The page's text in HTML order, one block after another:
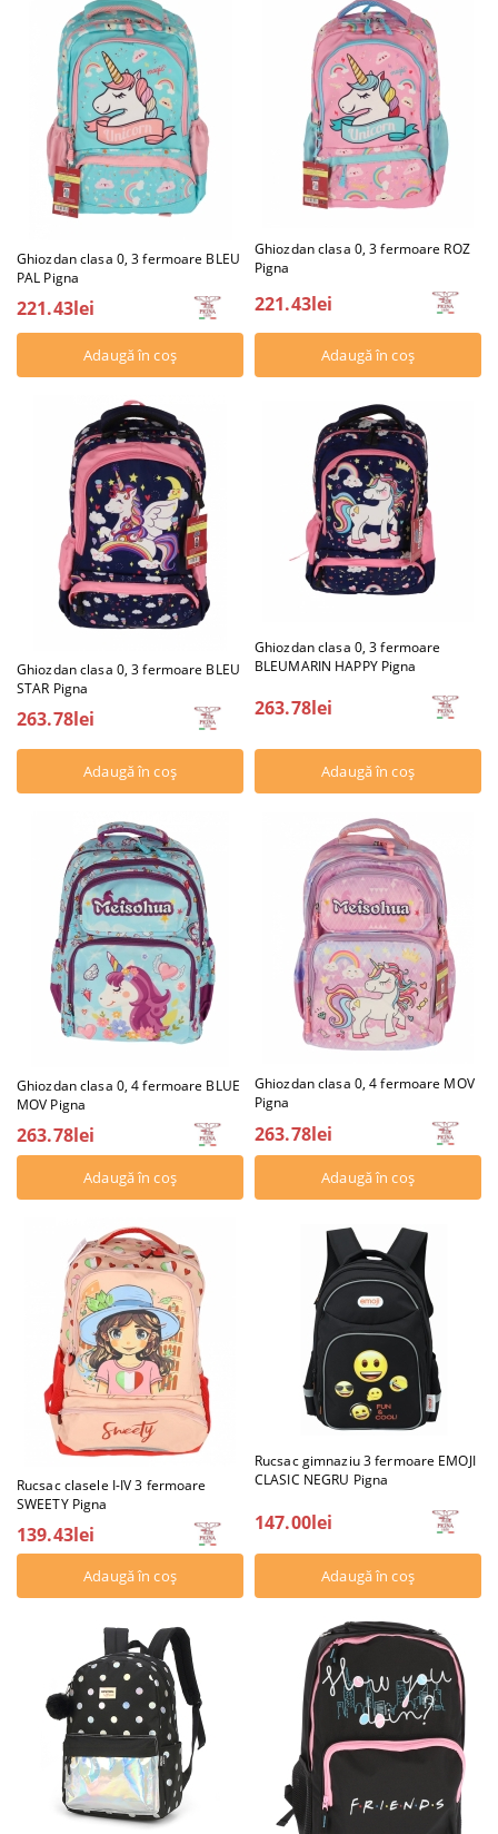
Ghiozdan clasa 0, 3 fermoare BLEU
PAL Pigna
221.43lei
Ghiozdan clasa 0, 3 fermoare ROZ
Pigna
221.43lei
Ghiozdan clasa 0, 3 fermoare BLEU
STAR Pigna
263.78lei
Ghiozdan clasa 0, 3 fermoare
BLEUMARIN HAPPY Pigna
263.78lei
Ghiozdan clasa 0, 4 fermoare BLUE
MOV Pigna
263.78lei
Ghiozdan clasa 0, 4 fermoare MOV
Pigna
263.78lei
Rucsac clasele I-IV 3 fermoare
SWEETY Pigna
139.43lei
Rucsac gimnaziu 3 fermoare EMOJI
CLASIC NEGRU Pigna
147.00lei